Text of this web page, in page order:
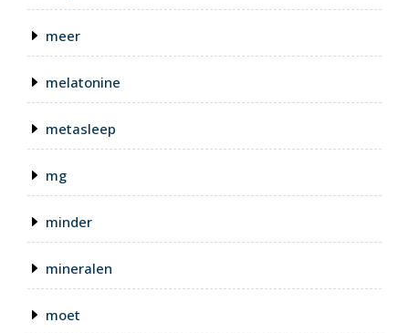
meer
melatonine
metasleep
mg
minder
mineralen
moet